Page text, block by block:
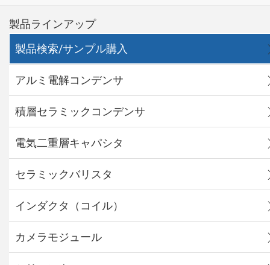
製品ラインアップ
製品検索/サンプル購入
アルミ電解コンデンサ
積層セラミックコンデンサ
電気二重層キャパシタ
セラミックバリスタ
インダクタ（コイル）
カメラモジュール